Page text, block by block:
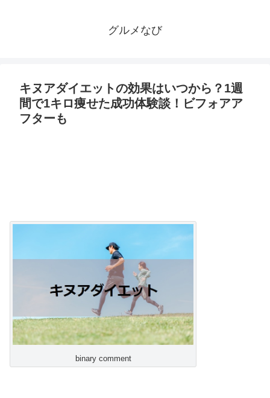
グルメなび
キヌアダイエットの効果はいつから？1週
間で1キロ痩せた成功体験談！ビフォアア
フターも
binary comment